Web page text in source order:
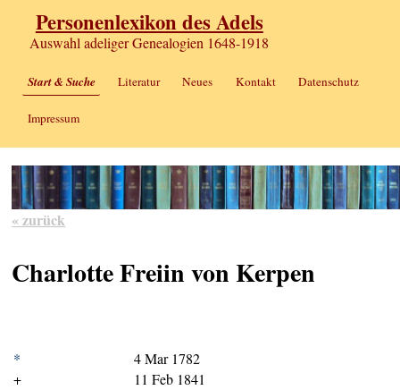
Personenlexikon des Adels
Auswahl adeliger Genealogien 1648-1918
Start & Suche Literatur Neues Kontakt Datenschutz
Impressum
« zurück
Charlotte Freiin von Kerpen
*
4 Mar 1782
+
11 Feb 1841